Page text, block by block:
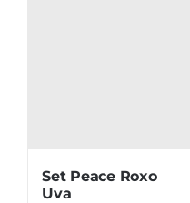
Set Peace Roxo
Uva